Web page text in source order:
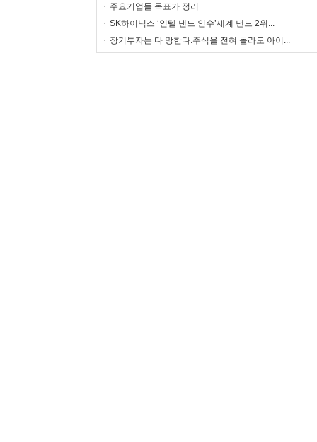
주요기업들 목표가 정리
SK하이닉스 ‘인텔 낸드 인수’세계 낸드 2위...
장기투자는 다 망한다.주식을 전혀 몰라도 아이...